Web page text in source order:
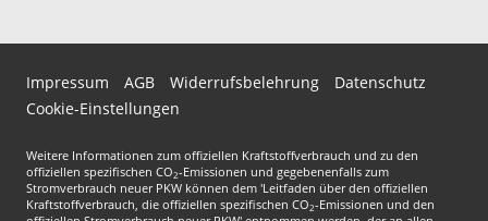
Impressum AGB Widerrufsbelehrung
Datenschutz
Cookie-Einstellungen
Weitere Informationen zum offiziellen Kraftstoffverbrauch und zu den
offiziellen spezifischen CO2-Emissionen und gegebenenfalls zum
Stromverbrauch neuer PKW können dem 'Leitfaden über den offiziellen
Kraftstoffverbrauch, die offiziellen spezifischen CO2-Emissionen und den